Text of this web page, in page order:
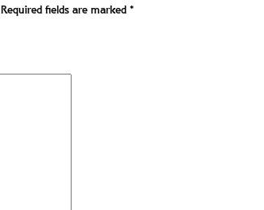
Required fields are marked*